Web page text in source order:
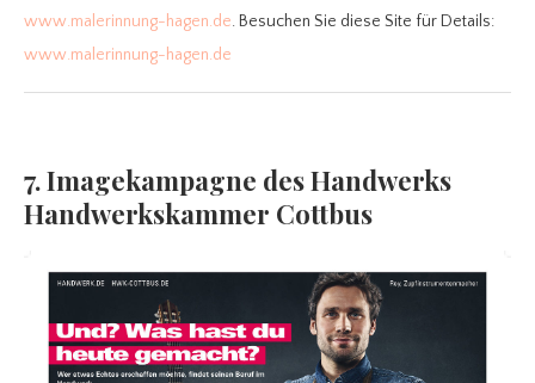
www.malerinnung-hagen.de. Besuchen Sie diese Site für Details:
www.malerinnung-hagen.de
7. Imagekampagne des Handwerks
Handwerkskammer Cottbus